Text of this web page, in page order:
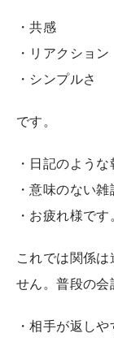
・共感
・リアクション
・シンプルさ
です。
・日記のような
・意味のない雑
・お疲れ様で
これでは関係
せん。普段の会
・相手が返し